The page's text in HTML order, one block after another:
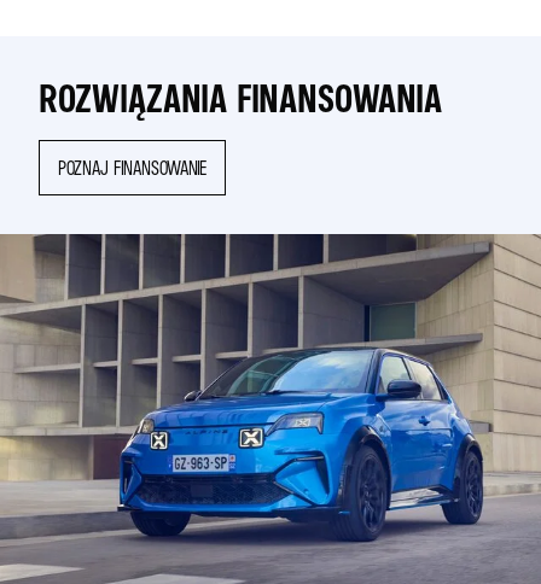
ROZWIĄZANIA FINANSOWANIA
POZNAJ FINANSOWANIE